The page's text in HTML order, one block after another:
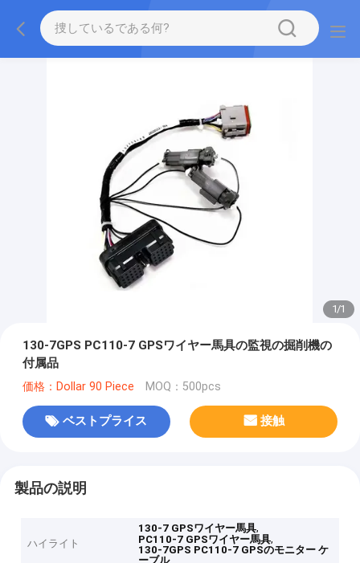
1/1
130-7GPS PC110-7 GPSワイヤー馬具の監視の掘削機の
付属品
価格：Dollar 90 Piece MOQ：500pcs
ベストプライス 接触
製品の説明
ハイライト
130-7 GPSワイヤー馬具,
PC110-7 GPSワイヤー馬具,
130-7GPS PC110-7 GPSのモニター ケ
ーブル